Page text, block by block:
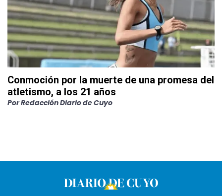
Conmoción por la muerte de una promesa del
atletismo, a los 21 años
PorRedacción Diario de Cuyo